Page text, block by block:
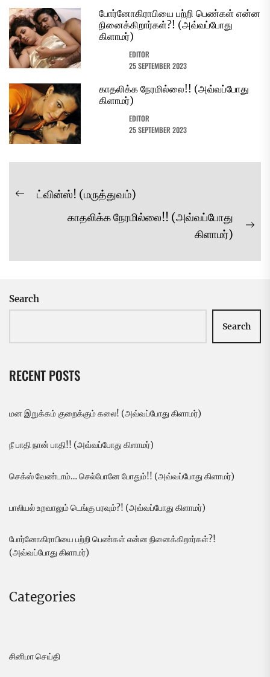
போர்னோகிராபியை பற்றி பெண்கள் என்ன
நினைக்கிறார்கள்?! (அவ்வப்போது
கிளாமர்)
EDITOR
25 SEPTEMBER 2023
காதலிக்க நேரமில்லை!! (அவ்வப்போது
கிளாமர்)
EDITOR
25 SEPTEMBER 2023
Post
navigation
Previous
ட்வின்ஸ்! (மருத்துவம்)
காதலிக்க நேரமில்லை!! (அவ்வப்போது
கிளாமர்)
Search
Search
RECENT POSTS
மன இறுக்கம் குறைக்கும் கலை! (அவ்வப்போது கிளாமர்)
நீ பாதி நான் பாதி!! (அவ்வப்போது கிளாமர்)
செக்ஸ் வேண்டாம்… செல்போனே போதும்!! (அவ்வப்போது கிளாமர்)
பாலியல் உறவாலும் டெங்கு பரவும்?! (அவ்வப்போது கிளாமர்)
போர்னோகிராபியை பற்றி பெண்கள் என்ன நினைக்கிறார்கள்?!
(அவ்வப்போது கிளாமர்)
Categories
சினிமா செய்தி